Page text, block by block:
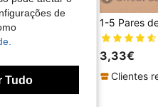
resistentes ao desgaste, versáteis, com metal, para exterior
3,33€
de
Tudo